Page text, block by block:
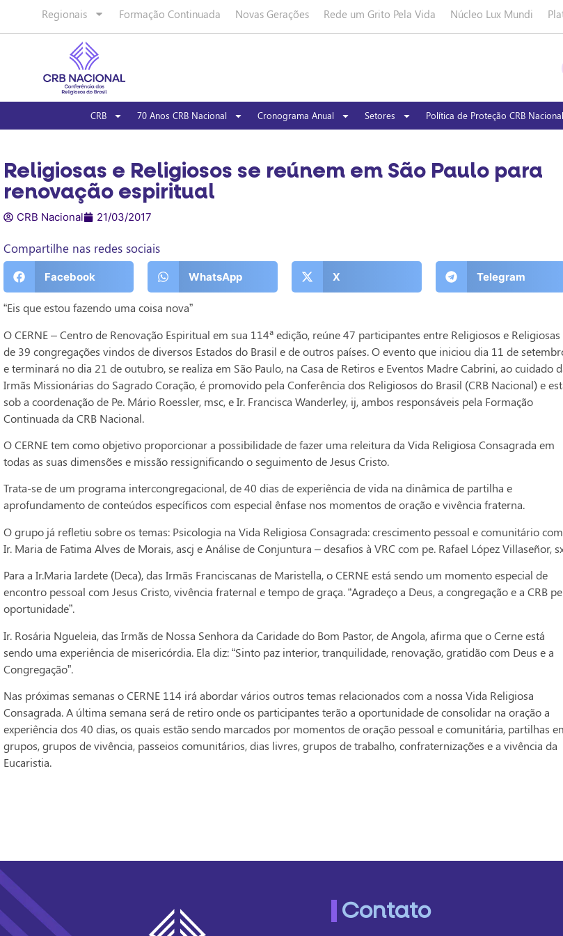
Regionais Formação Continuada Novas Gerações Rede um Grito Pela Vida Núcleo Lux Mundi
CRB 70 Anos CRB Nacional Cronograma Anual Setores Política de Proteção CRB Nacional
Religiosas e Religiosos se reúnem em São Paulo para
renovação espiritual
CRB Nacional 21/03/2017
Compartilhe nas redes sociais
Facebook WhatsApp X Telegram
“Eis que estou fazendo uma coisa nova”
O CERNE – Centro de Renovação Espiritual em sua 114ª edição, reúne 47 participantes entre Religiosos e Religiosas
de 39 congregações vindos de diversos Estados do Brasil e de outros países. O evento que iniciou dia 11 de
e terminará no dia 21 de outubro, se realiza em São Paulo, na Casa de Retiros e Eventos Madre Cabrini, ao cuidado
Irmãs Missionárias do Sagrado Coração, é promovido pela Conferência dos Religiosos do Brasil (CRB Nacional) e
sob a coordenação de Pe. Mário Roessler, msc, e Ir. Francisca Wanderley, ij, ambos responsáveis pela Formação
Continuada da CRB Nacional.
O CERNE tem como objetivo proporcionar a possibilidade de fazer uma releitura da Vida Religiosa Consagrada em
todas as suas dimensões e missão ressignificando o seguimento de Jesus Cristo.
Trata-se de um programa intercongregacional, de 40 dias de experiência de vida na dinâmica de partilha e
aprofundamento de conteúdos específicos com especial ênfase nos momentos de oração e vivência fraterna.
O grupo já refletiu sobre os temas: Psicologia na Vida Religiosa Consagrada: crescimento pessoal e comunitário com
Ir. Maria de Fatima Alves de Morais, ascj e Análise de Conjuntura – desafios à VRC com pe. Rafael López Villaseñor,
Para a Ir.Maria Iardete (Deca), das Irmãs Franciscanas de Maristella, o CERNE está sendo um momento especial de
encontro pessoal com Jesus Cristo, vivência fraternal e tempo de graça. “Agradeço a Deus, a congregação e a CRB
oportunidade”.
Ir. Rosária Ngueleia, das Irmãs de Nossa Senhora da Caridade do Bom Pastor, de Angola, afirma que o Cerne está
sendo uma experiência de misericórdia. Ela diz: “Sinto paz interior, tranquilidade, renovação, gratidão com Deus e a
Congregação”.
Nas próximas semanas o CERNE 114 irá abordar vários outros temas relacionados com a nossa Vida Religiosa
Consagrada. A última semana será de retiro onde os participantes terão a oportunidade de consolidar na oração a
experiência dos 40 dias, os quais estão sendo marcados por momentos de oração pessoal e comunitária, partilhas
grupos, grupos de vivência, passeios comunitários, dias livres, grupos de trabalho, confraternizações e a vivência da
Eucaristia.
Contato